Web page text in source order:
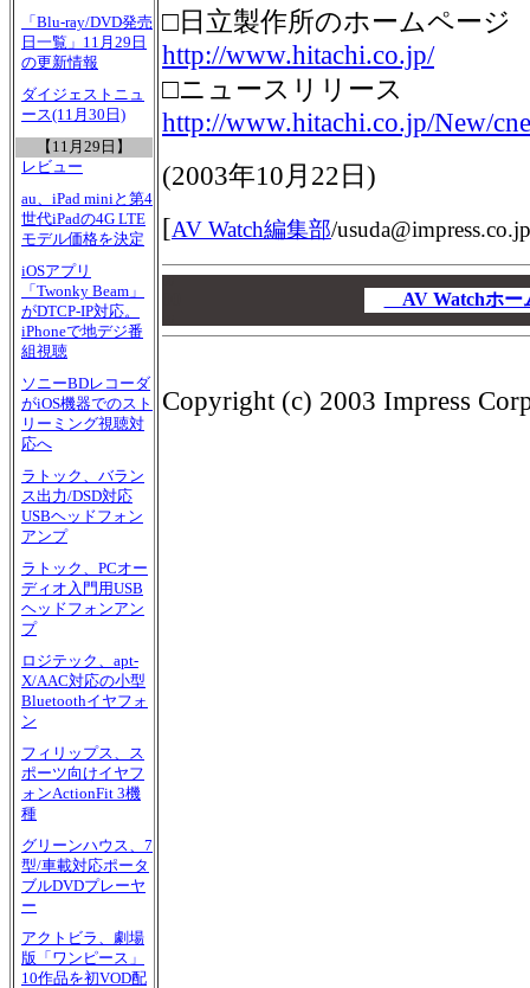
「Blu-ray/DVD発売
日一覧」11月29日
の更新情報
ダイジェストニュ
ース(11月30日)
【11月29日】
レビュー
au、iPad miniと第4
世代iPadの4G LTE
モデル価格を決定
iOSアプリ
「Twonky Beam」
がDTCP-IP対応。
iPhoneで地デジ番
組視聴
ソニーBDレコーダ
がiOS機器でのスト
リーミング視聴対
応へ
ラトック、バラン
ス出力/DSD対応
USBヘッドフォン
アンプ
ラトック、PCオー
ディオ入門用USB
ヘッドフォンアン
プ
ロジテック、apt-
X/AAC対応の小型
Bluetoothイヤフォ
ン
フィリップス、ス
ポーツ向けイヤフ
ォンActionFit 3機
種
グリーンハウス、7
型/車載対応ポータ
ブルDVDプレーヤ
ー
アクトビラ、劇場
版「ワンピース」
10作品を初VOD配
□日立製作所のホームページ
http://www.hitachi.co.jp/
□ニュースリリース
http://www.hitachi.co.jp/New/
(2003年10月22日 )
[AV Watch編集部/usuda@impress.co.jp
AV Watchホ
Copyright (c) 2003 Impress